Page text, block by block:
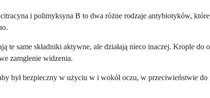
i polimyksyna B to dwa różne rodzaje antybiotyków,
same składniki aktywne, ale działają nieco inaczej. Krople
zamglenie widzenia.
był bezpieczny w użyciu w i wokół oczu, w przeciwieństwie